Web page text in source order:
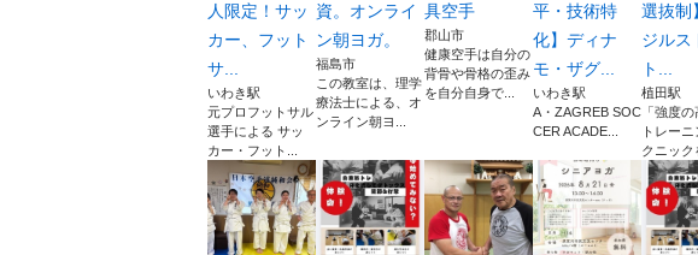
人限定！サッ
カー、フット
サ...
いわき駅
元プロフットサル
選手による サッ
カー・フット...
資。オンライ
ン朝ヨガ。
福島市
この教室は、理学
療法士による、オ
ンライン朝ヨ...
具空手
郡山市
健康空手は自分の
背骨や骨格の歪み
を自分自身で...
平・技術特
化】ディナ
モ・ザグ...
いわき駅
A・ZAGREB SOC
CER ACADE...
選抜制
ジルス
ト...
植田駅
「強度
トレー
クニック